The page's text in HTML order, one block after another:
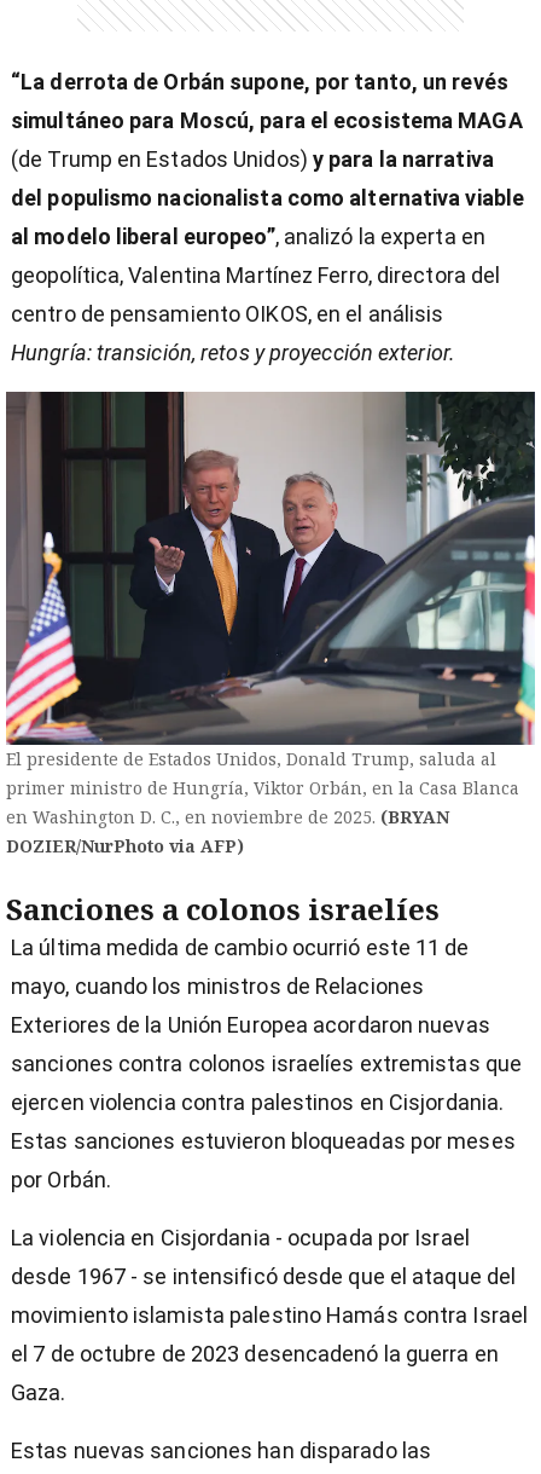
“La derrota de Orbán supone, por tanto, un revés
simultáneo para Moscú, para el ecosistema MAGA
(de Trump en Estados Unidos) y para la narrativa
del populismo nacionalista como alternativa viable
al modelo liberal europeo”, analizó la experta en
geopolítica, Valentina Martínez Ferro, directora del
centro de pensamiento OIKOS, en el análisis
Hungría: transición, retos y proyección exterior.
El presidente de Estados Unidos, Donald Trump, saluda al
primer ministro de Hungría, Viktor Orbán, en la Casa Blanca
en Washington D. C., en noviembre de 2025. (BRYAN
DOZIER/NurPhoto via AFP)
Sanciones a colonos israelíes
La última medida de cambio ocurrió este 11 de
mayo, cuando los ministros de Relaciones
Exteriores de la Unión Europea acordaron nuevas
sanciones contra colonos israelíes extremistas que
ejercen violencia contra palestinos en Cisjordania.
Estas sanciones estuvieron bloqueadas por meses
por Orbán.
La violencia en Cisjordania - ocupada por Israel
desde 1967 - se intensificó desde que el ataque del
movimiento islamista palestino Hamás contra Israel
el 7 de octubre de 2023 desencadenó la guerra en
Gaza.
Estas nuevas sanciones han disparado las